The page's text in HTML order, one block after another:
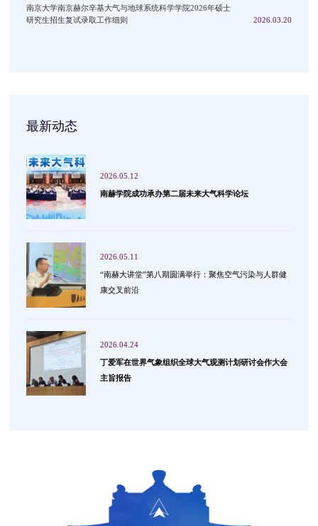
南京大学南京赫尔辛基大气与地球系统科学学院2026年硕士
研究生招生复试录取工作细则
2026.03.20
最新动态
2026.05.12
南赫学院成功承办第二届未来大气科学论坛
2026.05.11
“南赫大讲堂”第八期圆满举行：聚焦空气污染与人群健
康交叉前沿
2026.04.24
丁爱军在世界气象组织全球大气观测计划研讨会作大会
主旨报告